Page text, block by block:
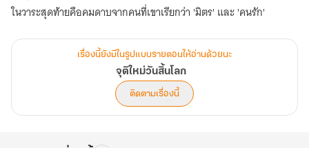
เรื่องนี้ยังมีในรูปแบบรายตอนให้อ่านด้วยนะ
จุติใหม่วันสิ้นโลก
ติดตามเรื่องนี้